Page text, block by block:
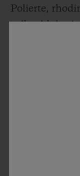
Polierte,
Gangreserve:
ARMBAND
Braunes oder